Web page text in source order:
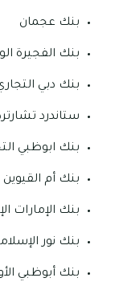
بنك عجمان
بنك الفجيرة
بنك دبي
ستاندرد
بنك ابوظبي
بنك أم القيوين
بنك الإمارات
بنك نور
بنك أبوظبي